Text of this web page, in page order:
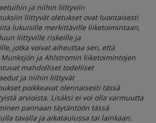
ja niihin liittyviin
liittyvät oletukset ovat luontaisesti
lukuisille merkittäville liiketoimintaan,
liittyville riskeille ja
jotka voivat aiheuttaa sen, että
ja Ahlstromin liiketoimintojen
mahdolliset todelliset
ja niihin liittyvät
poikkeavat olennaisesti tässä
arvioista. Lisäksi ei voi olla varmuutta
pannaan täytäntöön tässä
tavalla ja aikataulussa tai lainkaan.